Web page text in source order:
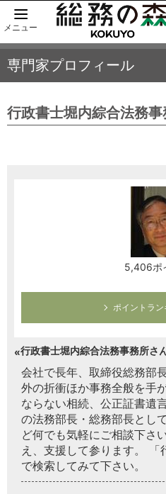
メニュー
専門家プロフィール
行政書士堀内綜合法務事
5,406ポ
ポイントラ
行政書士堀内綜合法務事務所さ
会社で長年、取締役総務部
外の折衝ほか事務全般を手
ならない相続、公正証書遺
の法務部長・総務部長とし
ど何でも気軽にご相談下さ
え、支援して参ります。
で検索してみて下さい。